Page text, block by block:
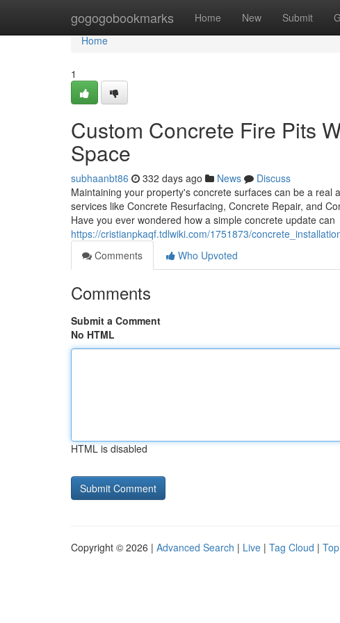
gogogobookmarks Home New Submit
Home
Home
1
Custom Concrete Fire Pits
Space
subhaanbt86 332 days ago News
Discuss
Maintaining your property's concrete surfaces can be a
services like Concrete Resurfacing, Concrete Repair, and
Have you ever wondered how a simple concrete update can
https://cristianpkaqf.tdlwiki.com/1751873/
Comments
Who Upvoted
Comments
Submit a Comment
No HTML
HTML is disabled
Copyright © 2026 | Advanced Search | Live | Tag Cloud |